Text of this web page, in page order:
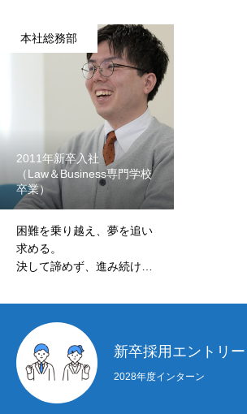
よくある質問
キャリア採用
新卒採用
NEWS interview COMPANY download
本社総務部
2011年新卒入社
（Law＆Business専門学校
卒業）
困難を乗り越え、夢を追い
求める。
決して諦めず、進み続け
新卒採用エントリー
2028年度インターン